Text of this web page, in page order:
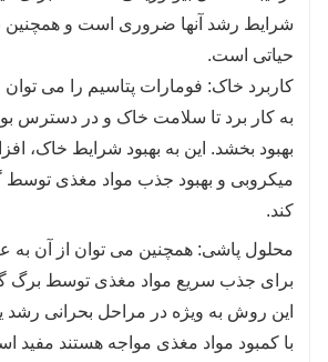
4. خواص کیلاسیون: فولویک اسید،
پتاسیم، به عنوان یک عامل کیلیت
فلزات و مواد معدنی موجود در
و آنها را در دسترس گیاهان قرار
تواند به کاهش کمبود خاک و بهبود
کمک کند.
خاک کمک کند و آن را برای رشد
کند. می تواند شرایط اسیدی یا
محیط بهینه تری برای رشد ریشه
ایجاد کند.
شرایط رشد آنها ضروری است و همچنین
حیاتی است.
کاربرد خاک: فومارات پتاسیم را می
به کار برد تا سلامت خاک و در دسترس
بهبود بخشد. این به بهبود شرایط خاک،
میکروبی و بهبود جذب مواد مغذی
کند.
محلول پاشی: همچنین می توان از آن به
برای جذب سریع مواد مغذی توسط برگ
این روش به ویژه در مراحل بحرانی رشد
با کمبود مواد مغذی مواجه هستند مفید